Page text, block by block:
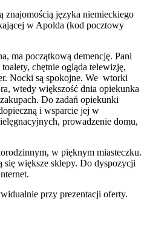
znajomością języka niemieckiego
w Apolda (kod pocztowy
ma początkową demencję. Pani
chętnie ogląda telewizję,
Nocki są spokojne. We wtorki
wtedy większość dnia opiekunka
Do zadań opiekunki
i wsparcie jej w
prowadzenie domu,
w pięknym miasteczku.
się większe sklepy. Do dyspozycji
przy prezentacji oferty.